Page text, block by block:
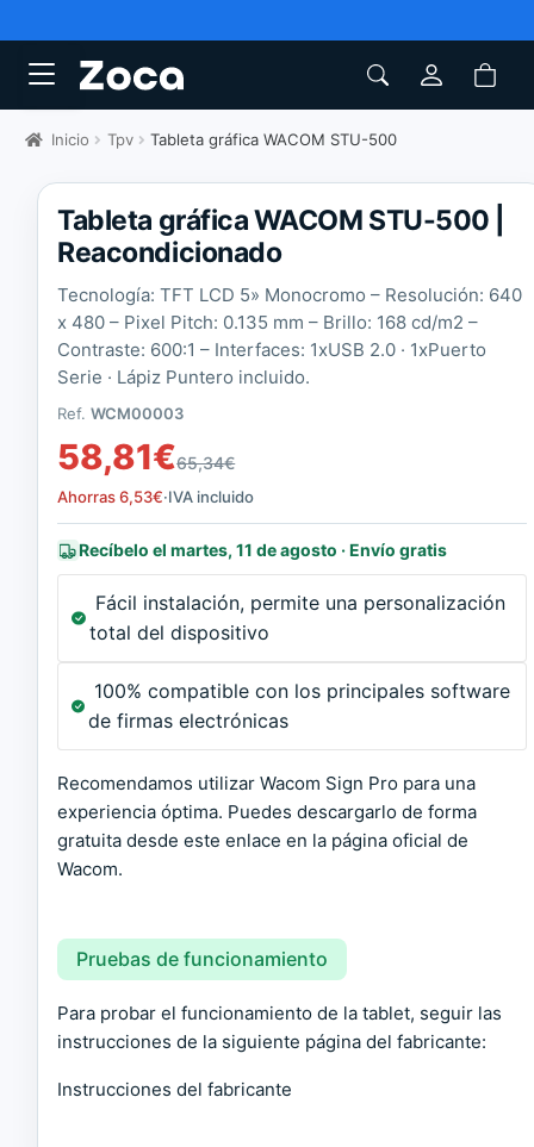
Inicio Tpv Tableta gráfica WACOM STU-500
Tableta gráfica WACOM STU-500 |
Reacondicionado
Tecnología: TFT LCD 5» Monocromo – Resolución: 640
x 480 – Pixel Pitch: 0.135 mm – Brillo: 168 cd/m2 –
Contraste: 600:1 – Interfaces: 1xUSB 2.0 · 1xPuerto
Serie · Lápiz Puntero incluido.
Ref.WCM00003
58,81€65,34€
Ahorras6,53€·IVA incluido
Recíbelo el martes, 11 de agosto · Envío gratis
Fácil instalación, permite una personalización
total del dispositivo
100% compatible con los principales software
de firmas electrónicas
Recomendamos utilizar Wacom Sign Pro para una
experiencia óptima. Puedes descargarlo de forma
gratuita desdeeste enlace en la página oficial de
Wacom.
Pruebas de funcionamiento
Para probar el funcionamiento de la tablet, seguir las
instrucciones de la siguiente página del fabricante:
Instrucciones del fabricante